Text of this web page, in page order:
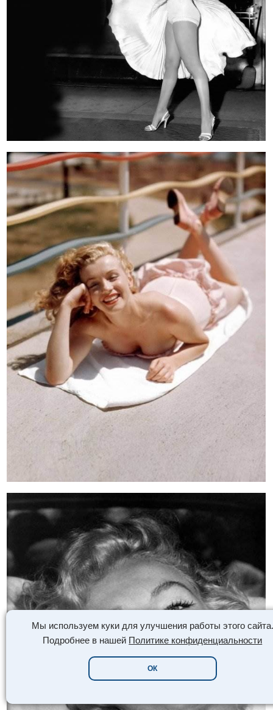
Мы используем куки для улучшения работы этого сайта.
Подробнее в нашей Политике конфиденциальности
ОК